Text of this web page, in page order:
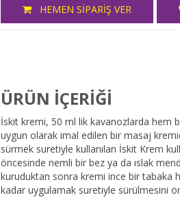
HEMEN SİPARİŞ VER
ÜRÜN İÇERİĞİ
İskit kremi, 50 ml lik kavanozlarda hem
uygun olarak imal edilen bir masaj
sürmek suretiyle kullanılan İskit Krem
öncesinde nemli bir bez ya da ıslak
kuruduktan sonra kremi ince bir tabaka
kadar uygulamak suretiyle sürülmesini